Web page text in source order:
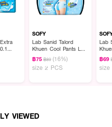
วัน มีปีก ยาว 25ซม. ด้วยนวัตกรรม
ลดความอับชื้น พร้อมล็อคกลิ่น ไม่ว่า
เคย
านการณ์
SOFY
Lab Sanid Talord
Khuen Cool Pants L
2A
฿75 ฿89 (16%)
size 2 PCS
Lab
2E
฿69
size
VIEWED